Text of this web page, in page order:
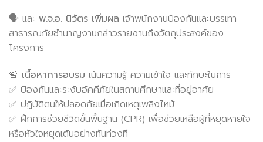
🗣 และ พ.จ.อ. นิวัตร เพิ่มผล เจ้าพนักงานป้องกันและบรรเทา
สาธารณภัยชำนาญงานกล่าวรายงานถึงวัตถุประสงค์ของ
โครงการ
🚨 เนื้อหาการอบรม เน้นความรู้ ความเข้าใจ และทักษะในการ
✅ ป้องกันและระงับอัคคีภัยในสถานศึกษาและที่อยู่อาศัย
✅ ปฏิบัติตนให้ปลอดภัยเมื่อเกิดเหตุเพลิงไหม้
✅ ฝึกการช่วยชีวิตขั้นพื้นฐาน (CPR) เพื่อช่วยเหลือผู้ที่หยุดหายใจ
หรือหัวใจหยุดเต้นอย่างทันท่วงที